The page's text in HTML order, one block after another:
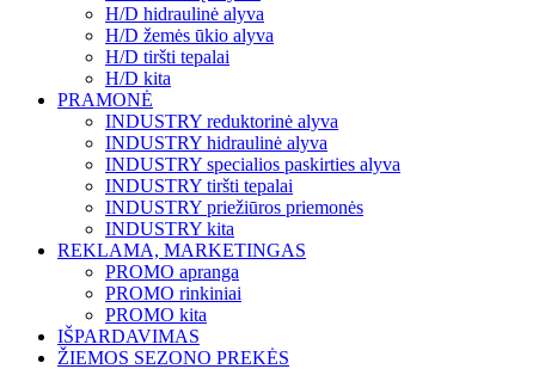
H/D hidraulinė alyva
H/D žemės ūkio alyva
H/D tiršti tepalai
H/D kita
PRAMONĖ
INDUSTRY reduktorinė alyva
INDUSTRY hidraulinė alyva
INDUSTRY specialios paskirties alyva
INDUSTRY tiršti tepalai
INDUSTRY priežiūros priemonės
INDUSTRY kita
REKLAMA, MARKETINGAS
PROMO apranga
PROMO rinkiniai
PROMO kita
IŠPARDAVIMAS
ŽIEMOS SEZONO PREKĖS